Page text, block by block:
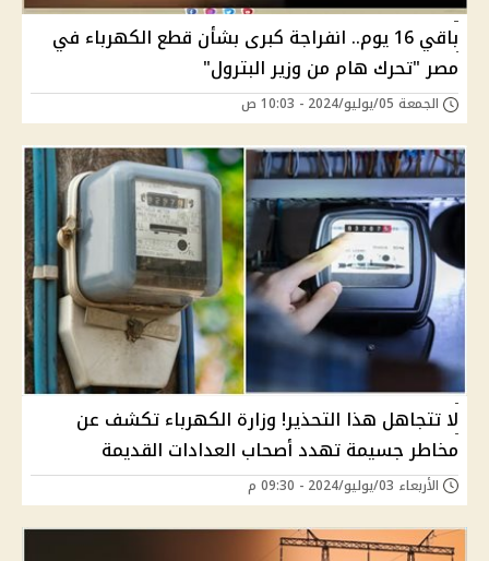
باقي 16 يوم.. انفراجة كبرى بشأن قطع الكهرباء في
مصر "تحرك هام من وزير البترول"
الجمعة 05/يوليو/2024 - 10:03 ص
لا تتجاهل هذا التحذير! وزارة الكهرباء تكشف عن
مخاطر جسيمة تهدد أصحاب العدادات القديمة
الأربعاء 03/يوليو/2024 - 09:30 م